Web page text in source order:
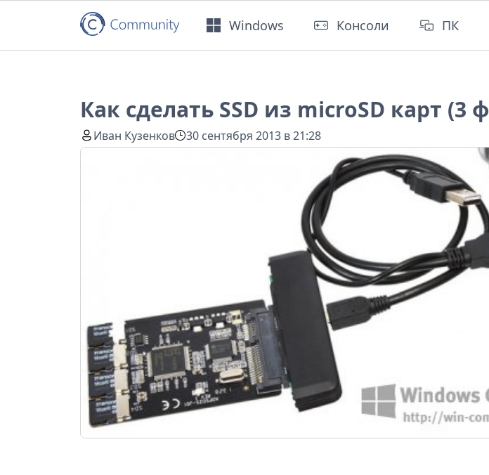
Windows Консоли ПК
Как сделать SSD из microSD карт (3
Иван Кузенков 30 сентября 2013 в 21:28